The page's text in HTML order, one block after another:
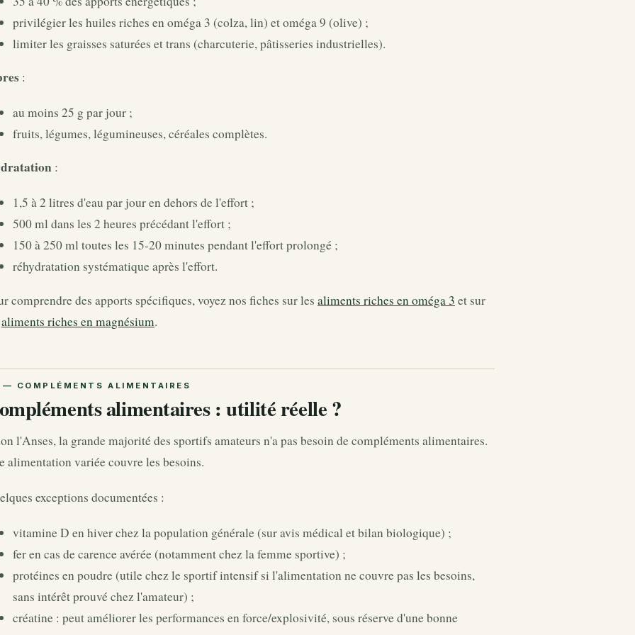
privilégier les huiles riches en oméga 3 (colza, lin) et oméga 9 (olive) ;
limiter les graisses saturées et trans (charcuterie, pâtisseries industrielles).
:
au moins 25 g par jour ;
fruits, légumes, légumineuses, céréales complètes.
:
1,5 à 2 litres d'eau par jour en dehors de l'effort ;
500 ml dans les 2 heures précédant l'effort ;
150 à 250 ml toutes les 15-20 minutes pendant l'effort prolongé ;
réhydratation systématique après l'effort.
comprendre des apports spécifiques, voyez nos fiches sur les aliments riches en oméga 3 et sur
aliments riches en magnésium.
alimentaires : utilité réelle ?
l'Anses, la grande majorité des sportifs amateurs n'a pas besoin de compléments alimentaires.
alimentation variée couvre les besoins.
exceptions documentées :
vitamine D en hiver chez la population générale (sur avis médical et bilan biologique) ;
fer en cas de carence avérée (notamment chez la femme sportive) ;
protéines en poudre (utile chez le sportif intensif si l'alimentation ne couvre pas les besoins,
sans intérêt prouvé chez l'amateur) ;
créatine : peut améliorer les performances en force/explosivité, sous réserve d'une bonne